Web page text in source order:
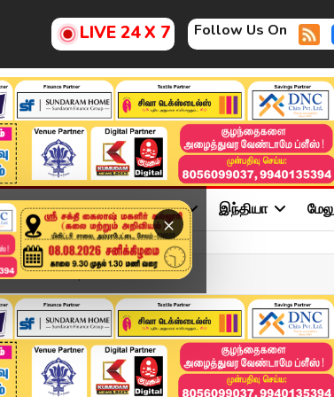
LIVE 24 X 7 Follow Us On
×
அரசியல் விளையாட்டு இந்தியா
DEC 2025 | ...